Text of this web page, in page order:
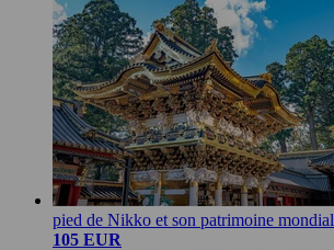
pied de Nikko et son patrimoine mondial
105 EUR